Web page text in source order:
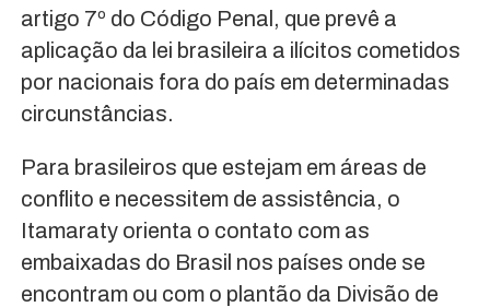
artigo 7º do Código Penal, que prevê a
aplicação da lei brasileira a ilícitos cometidos
por nacionais fora do país em determinadas
circunstâncias.
Para brasileiros que estejam em áreas de
conflito e necessitem de assistência, o
Itamaraty orienta o contato com as
embaixadas do Brasil nos países onde se
encontram ou com o plantão da Divisão de